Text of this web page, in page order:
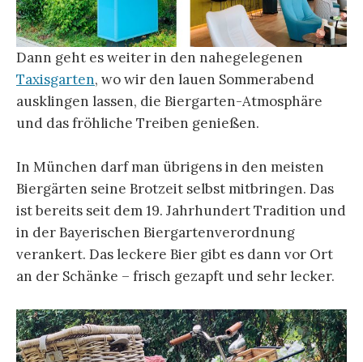
Dann geht es weiter in den nahegelegenen
Taxisgarten, wo wir den lauen Sommerabend
ausklingen lassen, die Biergarten-Atmosphäre
und das fröhliche Treiben genießen.
In München darf man übrigens in den meisten
Biergärten seine Brotzeit selbst mitbringen. Das
ist bereits seit dem 19. Jahrhundert Tradition und
in der Bayerischen Biergartenverordnung
verankert. Das leckere Bier gibt es dann vor Ort
an der Schänke – frisch gezapft und sehr lecker.